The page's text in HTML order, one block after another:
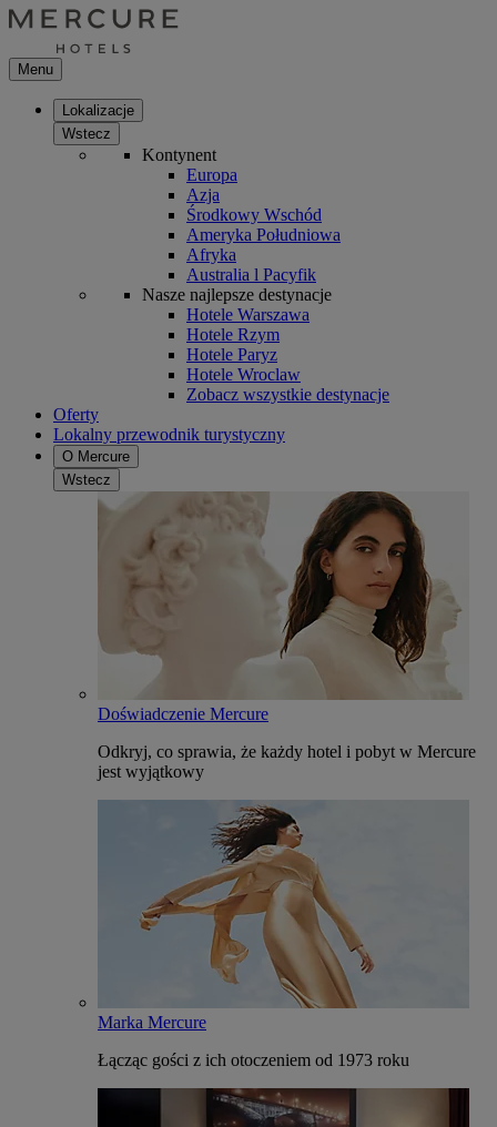
Menu
Lokalizacje
Wstecz
Kontynent
Europa
Azja
Środkowy Wschód
Ameryka Południowa
Afryka
Australia l Pacyfik
Nasze najlepsze destynacje
Hotele Warszawa
Hotele Rzym
Hotele Paryz
Hotele Wroclaw
Zobacz wszystkie destynacje
Oferty
Lokalny przewodnik turystyczny
O Mercure
Wstecz
Doświadczenie Mercure
Odkryj, co sprawia, że każdy hotel i pobyt w Mercure
jest wyjątkowy
Marka Mercure
Łącząc gości z ich otoczeniem od 1973 roku